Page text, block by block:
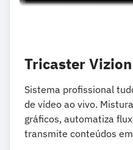
Tricaster Vizion
Sistema profissional
de vídeo ao vivo.
gráficos, automatiza
transmite conteúdos